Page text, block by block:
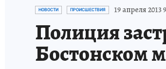
ИСПЫТАНО НА СЕБЕ
НОВОСТИ ПРОИСШЕСТВИЯ 19 апреля 2013
Полиция
Бостонском